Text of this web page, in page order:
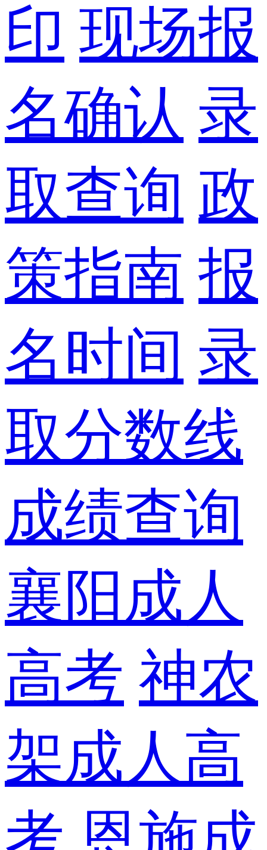
印 现场报
名确认 录
取查询 政
策指南 报
名时间 录
取分数线
成绩查询
襄阳成人
高考 神农
架成人高